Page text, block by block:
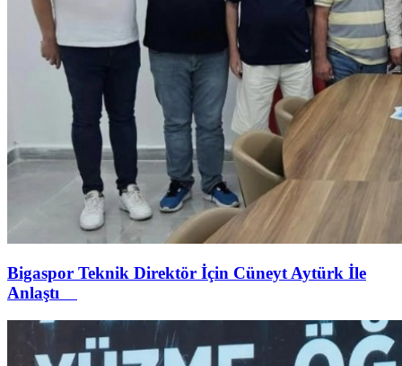
Bigaspor Teknik Direktör İçin Cüneyt Aytürk İle
Anlaştı